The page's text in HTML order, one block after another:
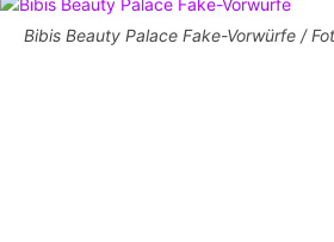
Bibis Beauty Palace Fake-Vorwürfe /